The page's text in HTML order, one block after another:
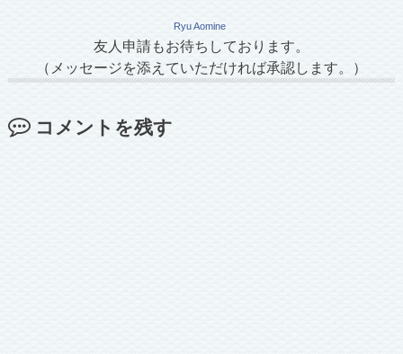
Ryu Aomine
友人申請もお待ちしております。
（メッセージを添えていただければ承認します。）
コメントを残す